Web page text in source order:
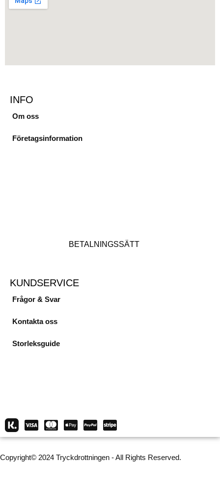
INFO
Om oss
Företagsinformation
BETALNINGSSÄTT
KUNDSERVICE
Frågor & Svar
Kontakta oss
Storleksguide
Copyright© 2024 Tryckdrottningen - All Rights Reserved.